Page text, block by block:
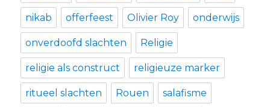
nikab offerfeest Olivier Roy onderwijs
onverdoofd slachten Religie
religie als construct religieuze marker
ritueel slachten Rouen salafisme